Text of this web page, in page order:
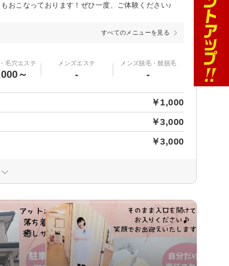
おこなっております！ぜひ一度、ご体験ください♪
すべてのメニューを見る
毛穴エステ
～
メンズエステ
-
メンズ脱毛・髭脱毛
-
￥1,000
￥3,000
￥3,000